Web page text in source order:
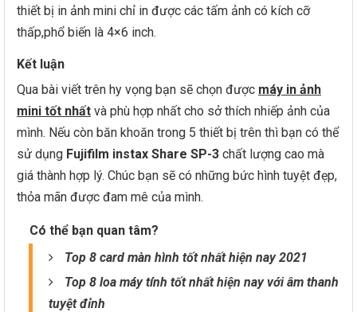
thiết bị in ảnh mini chỉ in được các tấm ảnh có kích cỡ
thấp,phổ biến là 4×6 inch.
Kết luận
Qua bài viết trên hy vọng bạn sẽ chọn được máy in ảnh
mini tốt nhất và phù hợp nhất cho sở thích nhiếp ảnh của
mình. Nếu còn băn khoăn trong 5 thiết bị trên thì bạn có thể
sử dụng Fujifilm instax Share SP-3 chất lượng cao mà
giá thành hợp lý. Chúc bạn sẽ có những bức hình tuyệt đẹp,
thỏa mãn được đam mê của mình.
Có thể bạn quan tâm?
Top 8 card màn hình tốt nhất hiện nay 2021
Top 8 loa máy tính tốt nhất hiện nay với âm thanh
tuyệt đỉnh